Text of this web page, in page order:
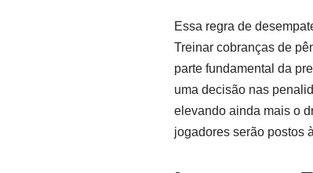
Essa regra de
Treinar cobranças de
parte fundamental da
uma decisão nas
elevando ainda mais o
jogadores serão postos